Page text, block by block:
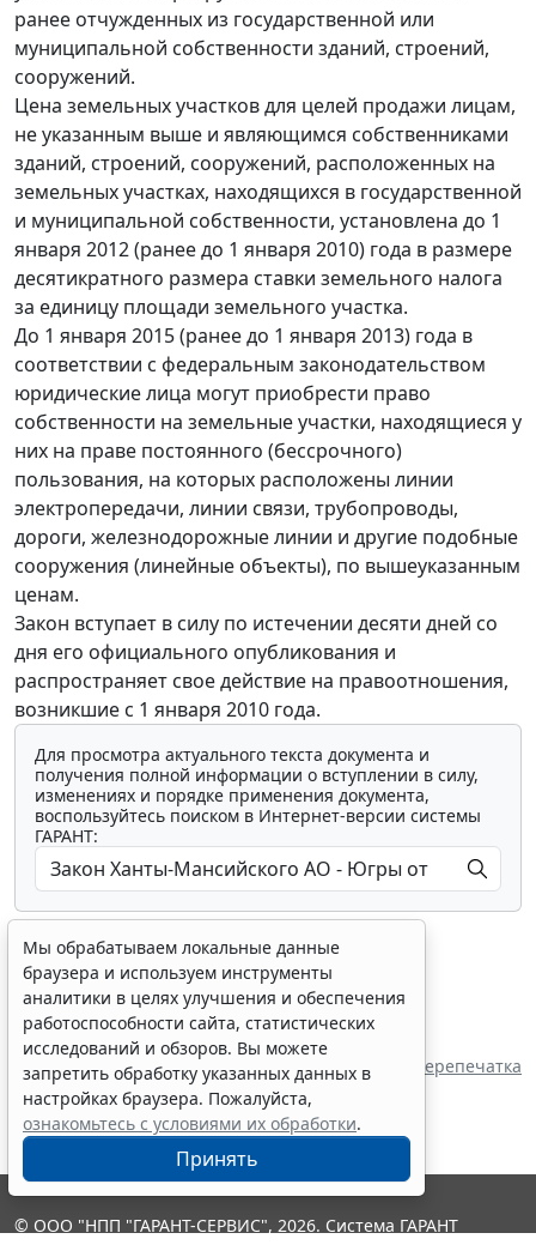
ранее отчужденных из государственной или
муниципальной собственности зданий, строений,
сооружений.
Цена земельных участков для целей продажи лицам,
не указанным выше и являющимся собственниками
зданий, строений, сооружений, расположенных на
земельных участках, находящихся в государственной
и муниципальной собственности, установлена до 1
января 2012 (ранее до 1 января 2010) года в размере
десятикратного размера ставки земельного налога
за единицу площади земельного участка.
До 1 января 2015 (ранее до 1 января 2013) года в
соответствии с федеральным законодательством
юридические лица могут приобрести право
собственности на земельные участки, находящиеся у
них на праве постоянного (бессрочного)
пользования, на которых расположены линии
электропередачи, линии связи, трубопроводы,
дороги, железнодорожные линии и другие подобные
сооружения (линейные объекты), по вышеуказанным
ценам.
Закон вступает в силу по истечении десяти дней со
дня его официального опубликования и
распространяет свое действие на правоотношения,
возникшие с 1 января 2010 года.
Для просмотра актуального текста документа и
получения полной информации о вступлении в силу,
изменениях и порядке применения документа,
воспользуйтесь поиском в Интернет-версии системы
ГАРАНТ:
Показать все материалы
Источник: Дума Ханты-Мансийского АО - Югры Перепечатка
Мы обрабатываем локальные данные
браузера и используем инструменты
аналитики в целях улучшения и обеспечения
работоспособности сайта, статистических
исследований и обзоров. Вы можете
запретить обработку указанных данных в
настройках браузера. Пожалуйста,
ознакомьтесь с условиями их обработки.
Принять
© ООО "НПП "ГАРАНТ-СЕРВИС", 2026. Система ГАРАНТ